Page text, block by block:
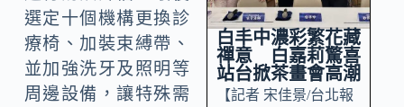
選定十個機構更換診
療椅、加裝束縛帶、
並加強洗牙及照明等
周邊設備，讓特殊需
白丰中濃彩繁花藏
禪意 白嘉莉驚喜
站台掀茶畫會高潮
【記者 宋佳景/台北報